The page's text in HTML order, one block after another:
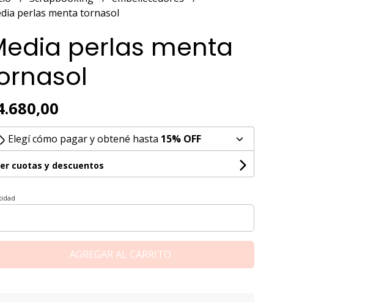
perlas menta tornasol
perlas menta
Elegí cómo pagar y obtené hasta 15% OFF
cuotas y descuentos
AGREGAR AL CARRITO